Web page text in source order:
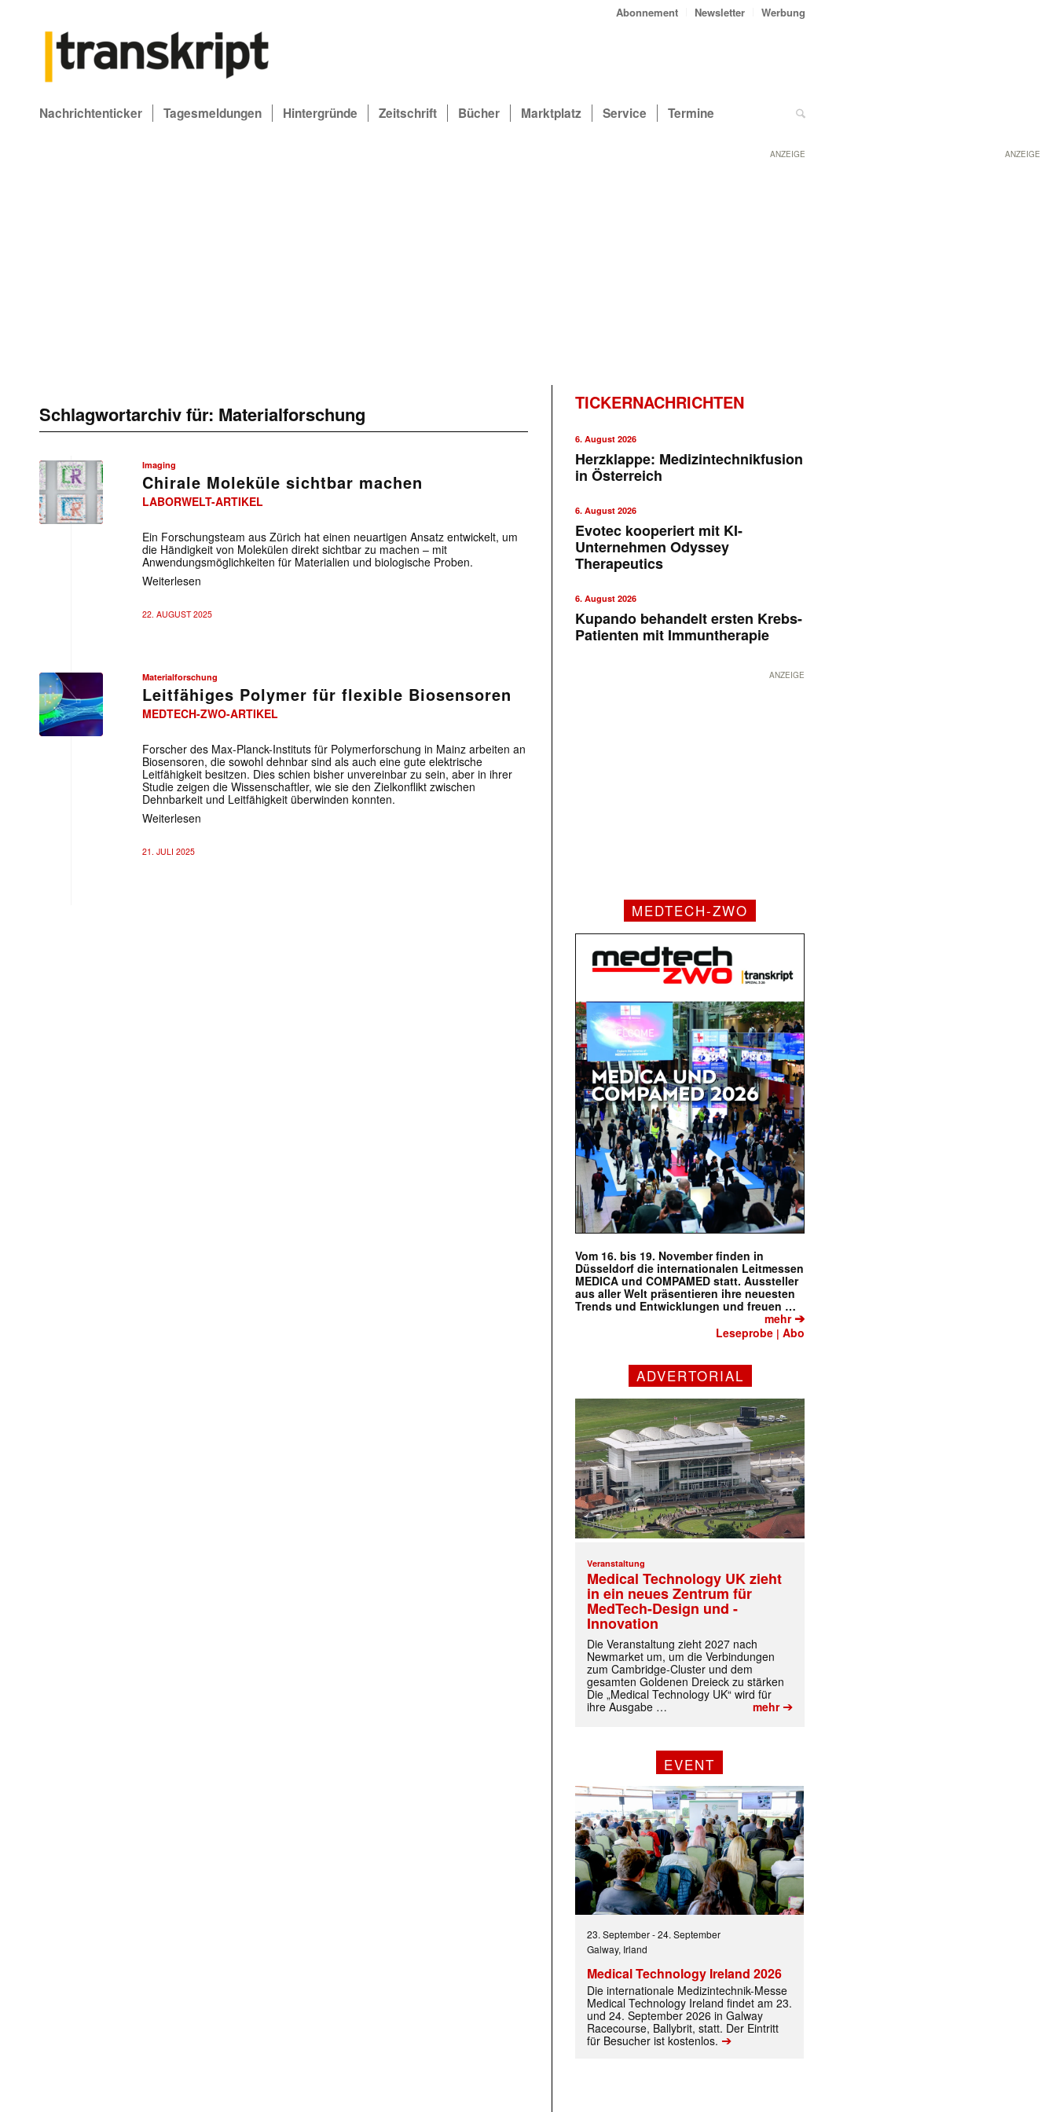
ANZEIGE
Abonnement Newsletter Werbung
Nachrichtenticker Tagesmeldungen Hintergründe Zeitschrift Bücher Marktplatz Service Termine
ANZEIGE
Schlagwortarchiv für: Materialforschung
Imaging
Chirale Moleküle sichtbar machen
LABORWELT-ARTIKEL
Ein Forschungsteam aus Zürich hat einen neuartigen Ansatz entwickelt, um
die Händigkeit von Molekülen direkt sichtbar zu machen – mit
Anwendungsmöglichkeiten für Materialien und biologische Proben.
Weiterlesen
22. AUGUST 2025
Materialforschung
Leitfähiges Polymer für flexible Biosensoren
MEDTECH-ZWO-ARTIKEL
Forscher des Max-Planck-Instituts für Polymerforschung in Mainz arbeiten an
Biosensoren, die sowohl dehnbar sind als auch eine gute elektrische
Leitfähigkeit besitzen. Dies schien bisher unvereinbar zu sein, aber in ihrer
Studie zeigen die Wissenschaftler, wie sie den Zielkonflikt zwischen
Dehnbarkeit und Leitfähigkeit überwinden konnten.
Weiterlesen
21. JULI 2025
TICKERNACHRICHTEN
6. August 2026
Herzklappe: Medizintechnikfusion
in Österreich
6. August 2026
Evotec kooperiert mit KI-
Unternehmen Odyssey
Therapeutics
6. August 2026
Kupando behandelt ersten Krebs-
Patienten mit Immuntherapie
ANZEIGE
MEDTECH-ZWO
Vom 16. bis 19. November finden in
Düsseldorf die internationalen Leitmessen
MEDICA und COMPAMED statt. Aussteller
aus aller Welt präsentieren ihre neuesten
Trends und Entwicklungen und freuen …
mehr➔
Leseprobe |Abo
ADVERTORIAL
Veranstaltung
Medical Technology UK zieht
in ein neues Zentrum für
MedTech-Design und -
Innovation
Die Veranstaltung zieht 2027 nach
Newmarket um, um die Verbindungen
zum Cambridge-Cluster und dem
gesamten Goldenen Dreieck zu stärken
Die „Medical Technology UK“ wird für
ihre Ausgabe …
mehr➔
EVENT
23. September-24. September
Galway, Irland
Medical Technology Ireland 2026
Die internationale Medizintechnik-Messe
Medical Technology Ireland findet am 23.
und 24. September 2026 in Galway
Racecourse, Ballybrit, statt. Der Eintritt
für Besucher ist kostenlos. ➔